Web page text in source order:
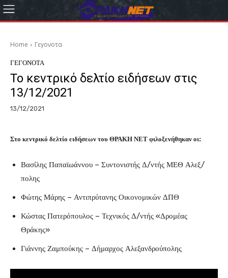
Home Γεγονοτα
ΓΕΓΟΝΟΤΑ
Το κεντρικό δελτίο ειδήσεων στις
13/12/2021
13/12/2021
Στο κεντρικό δελτίο ειδήσεων του ΘΡΑΚΗ ΝΕΤ φιλοξενήθηκαν οι:
Βασίλης Παπαϊωάννου – Συντονιστής Δ/ντής ΜΕΘ Αλεξ/
πολης
Φώτης Μάρης – Αντιπρύτανης Οικονομικών ΔΠΘ
Κώστας Πατερόπουλος – Τεχνικός Δ/ντής «Δρομέας
Θράκης»
Γιάννης Ζαμπούκης – Δήμαρχος Αλεξανδρούπολης